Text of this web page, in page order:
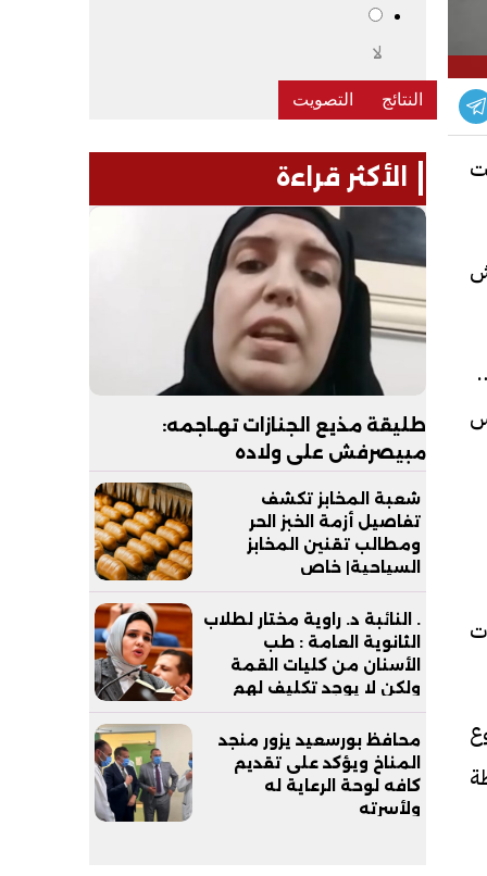
لا
الأكثر قراءة
طليقة مذيع الجنازات تهـاجمه:
مبيصرفش على ولاده
شعبة المخابز تكشف
تفاصيل أزمة الخبز الحر
ومطالب تقنين المخابز
السياحية| خاص
. النائبة د. راوية مختار لطلاب
الثانوية العامة : طب
الأسنان من كليات القمة
ولكن لا يوجد تكليف لهم
بعد التخرج
محافظ بورسعيد يزور منجد
المناخ ويؤكد على تقديم
كافه لوحة الرعاية له
ولأسرته